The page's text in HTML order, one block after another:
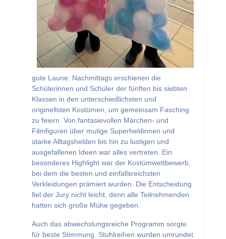
gute Laune: Nachmittags erschienen die
Schülerinnen und Schüler der fünften bis siebten
Klassen in den unterschiedlichsten und
originellsten Kostümen, um gemeinsam Fasching
zu feiern. Von fantasievollen Märchen- und
Filmfiguren über mutige Superheldinnen und
starke Alltagshelden bis hin zu lustigen und
ausgefallenen Ideen war alles vertreten. Ein
besonderes Highlight war der Kostümwettbewerb,
bei dem die besten und einfallsreichsten
Verkleidungen prämiert wurden. Die Entscheidung
fiel der Jury nicht leicht, denn alle Teilnehmenden
hatten sich große Mühe gegeben.
Auch das abwechslungsreiche Programm sorgte
für beste Stimmung. Stuhlreihen wurden umrundet